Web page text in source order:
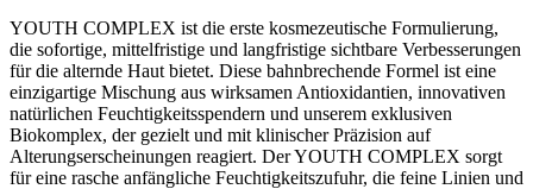
YOUTH COMPLEX ist die erste kosmezeutische Formulierung,
die sofortige, mittelfristige und langfristige sichtbare Verbesserungen
für die alternde Haut bietet. Diese bahnbrechende Formel ist eine
einzigartige Mischung aus wirksamen Antioxidantien, innovativen
natürlichen Feuchtigkeitsspendern und unserem exklusiven
Biokomplex, der gezielt und mit klinischer Präzision auf
Alterungserscheinungen reagiert. Der YOUTH COMPLEX sorgt
für eine rasche anfängliche Feuchtigkeitszufuhr, die feine Linien und